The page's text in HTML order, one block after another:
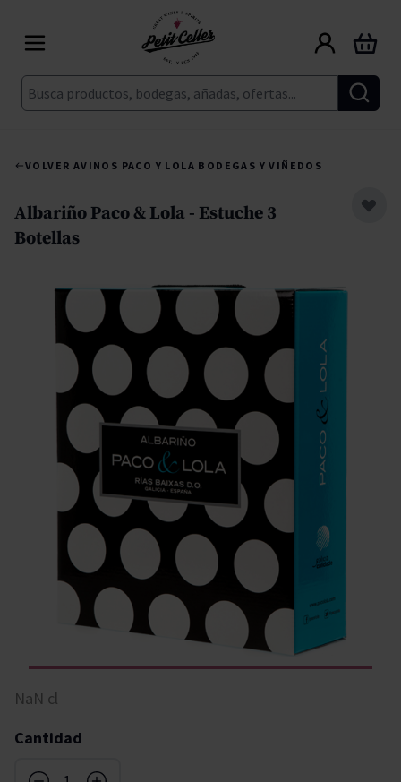
Buscar
Carrito
VOLVER AVINOS PACO Y LOLA BODEGAS Y VIÑEDOS
Albariño Paco & Lola - Estuche 3
Botellas
NaN cl
Cantidad